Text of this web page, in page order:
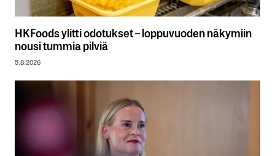
HKFoods ylitti odotukset – loppuvuoden näkymiin
nousi tummia pilviä
5.8.2026